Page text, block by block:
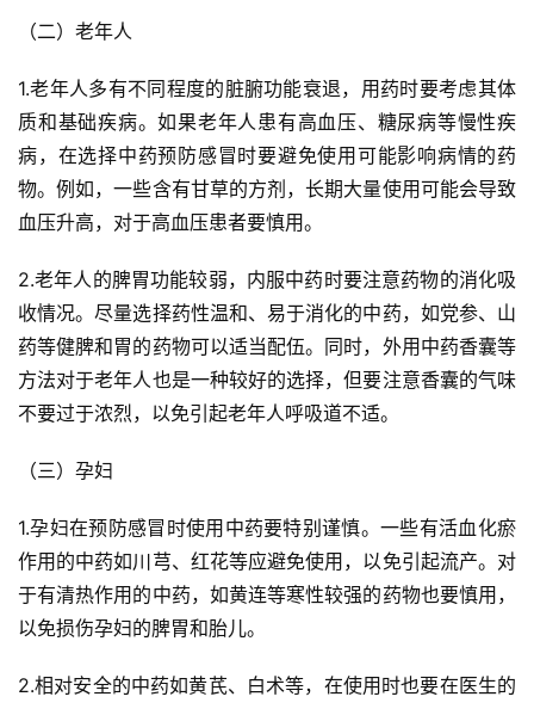
（二）老年人
1.老年人多有不同程度的脏腑功能衰退，用药时要考虑其体
质和基础疾病。如果老年人患有高血压、糖尿病等慢性疾
病，在选择中药预防感冒时要避免使用可能影响病情的药
物。例如，一些含有甘草的方剂，长期大量使用可能会导致
血压升高，对于高血压患者要慎用。
2.老年人的脾胃功能较弱，内服中药时要注意药物的消化吸
收情况。尽量选择药性温和、易于消化的中药，如党参、山
药等健脾和胃的药物可以适当配伍。同时，外用中药香囊等
方法对于老年人也是一种较好的选择，但要注意香囊的气味
不要过于浓烈，以免引起老年人呼吸道不适。
（三）孕妇
1.孕妇在预防感冒时使用中药要特别谨慎。一些有活血化瘀
作用的中药如川芎、红花等应避免使用，以免引起流产。对
于有清热作用的中药，如黄连等寒性较强的药物也要慎用，
以免损伤孕妇的脾胃和胎儿。
2.相对安全的中药如黄芪、白术等，在使用时也要在医生的